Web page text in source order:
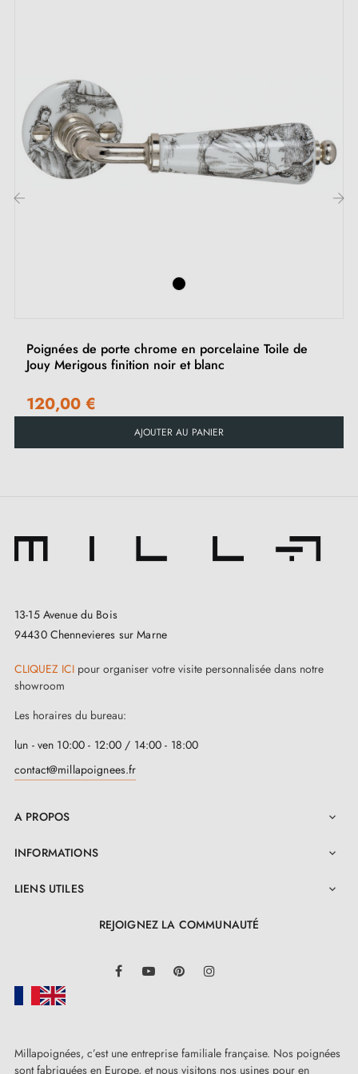
une brillance miroitante, capturant la lumière et
reflétant l'élégance de votre intérieur. D'autre part, la
poignée de porte en porcelaine noire matpropose
une finition douce et veloutée, idéale pour ceux qui
préfèrent une esthétique discrète et raffinée.
Ces poignées sont conçues pour résister à l'épreuve
magasins partenaires.
Poignées de porte chrome en porcelaine Toile de
Jouy Merigous finition noir et blanc
120,00 €
AJOUTER AU PANIER
13-15 Avenue du Bois
94430 Chennevieres sur Marne
CLIQUEZ ICI pour organiser votre visite personnalisée dans notre
showroom
Les horaires du bureau:
lun - ven 10:00 - 12:00 / 14:00 - 18:00
contact@millapoignees.fr
A PROPOS 
INFORMATIONS 
LIENS UTILES 
REJOIGNEZ LA COMMUNAUTÉ
FacebookYouTube Pinterest
Millapoignées, c’est une entreprise familiale française. Nos poignées
sont fabriquées en Europe, et nous visitons nos usines pour en